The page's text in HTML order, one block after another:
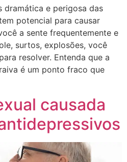
dramática e perigosa das
potencial para causar
a sente frequentemente e
surtos, explosões, você
resolver. Entenda que a
é um ponto fraco que
causada